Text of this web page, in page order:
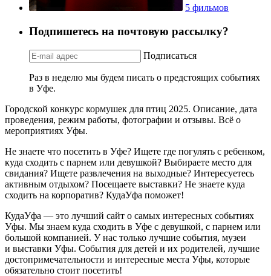
5 фильмов
Подпишетесь на почтовую рассылку?
Подписаться
Раз в неделю мы будем писать о предстоящих событиях
в Уфе.
Городской конкурс кормушек для птиц 2025. Описание, дата
проведения, режим работы, фотографии и отзывы. Всё о
мероприятиях Уфы.
Не знаете что посетить в Уфе? Ищете где погулять с ребенком,
куда сходить с парнем или девушкой? Выбираете место для
свидания? Ищете развлечения на выходные? Интересуетесь
активным отдыхом? Посещаете выставки? Не знаете куда
сходить на корпоратив? КудаУфа поможет!
КудаУфа — это лучший сайт о самых интересных событиях
Уфы. Мы знаем куда сходить в Уфе с девушкой, с парнем или
большой компанией. У нас только лучшие события, музеи
и выставки Уфы. События для детей и их родителей, лучшие
достопримечательности и интересные места Уфы, которые
обязательно стоит посетить!